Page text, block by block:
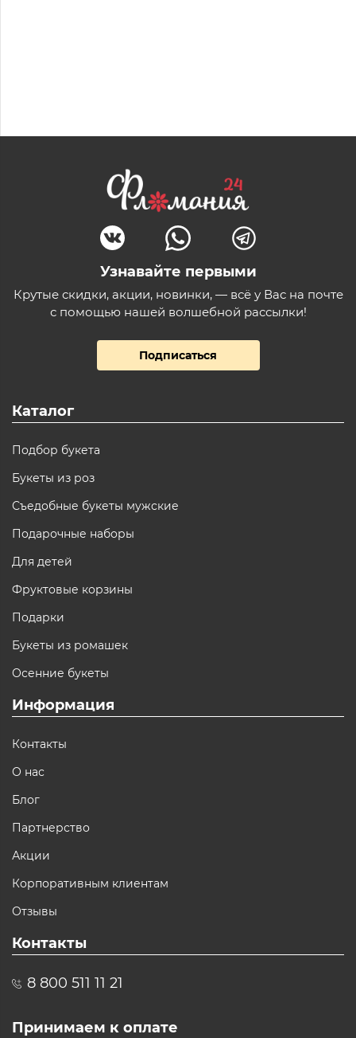
Узнавайте первыми
Крутые скидки, акции, новинки, — всё у Вас на почте
с помощью нашей волшебной рассылки!
Подписаться
Каталог
Подбор букета
Букеты из роз
Съедобные букеты мужские
Подарочные наборы
Для детей
Фруктовые корзины
Подарки
Букеты из ромашек
Осенние букеты
Информация
Контакты
О нас
Блог
Партнерство
Акции
Корпоративным клиентам
Отзывы
Контакты
8 800 511 11 21
Принимаем к оплате